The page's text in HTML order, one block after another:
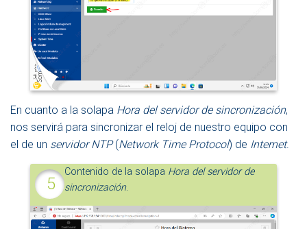
En cuanto a la solapa Hora del servidor de sincronización,
nos servirá para sincronizar el reloj de nuestro equipo con
el de un servidor NTP(Network Time Protocol) de Internet.
Contenido de la solapa Hora del servidor de
sincronización.